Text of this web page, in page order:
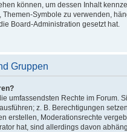
können, um dessen Inhalt
Themen-Symbole zu verwenden,
Board-Administration gesetzt hat.
Gruppen
umfassendsten Rechte im Forum.
z. B. Berechtigungen
erstellen, Moderationsrechte
hat, sind allerdings davon